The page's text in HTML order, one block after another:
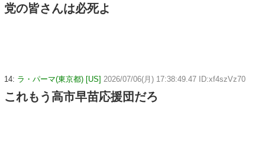
党の皆さんは必死よ
14: ラ・パーマ(東京都) [US] 2026/07/06(月) 17:38:49.47 ID:xf4szVz70
これもう高市早苗応援団だろ